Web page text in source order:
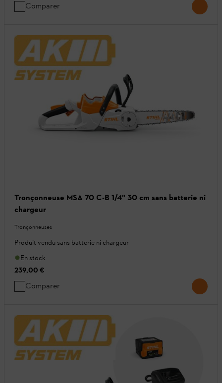
Comparer
Tronçonneuse MSA 70 C-B 1/4" 30 cm sans batterie ni
chargeur
Tronçonneuses
Produit vendu sans batterie ni chargeur
En stock
239,00 €
Comparer